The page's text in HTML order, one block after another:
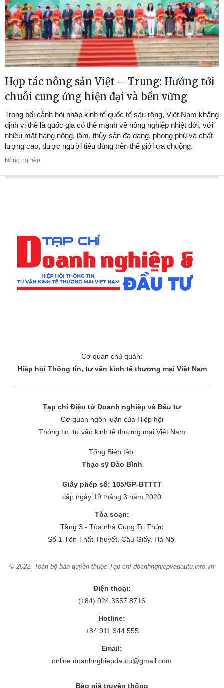
Hợp tác nông sản Việt – Trung: Hướng tới
chuỗi cung ứng hiện đại và bền vững
Trong bối cảnh hội nhập kinh tế quốc tế sâu rộng, Việt Nam khẳng
định vị thế là quốc gia có thế mạnh về nông nghiệp nhiệt đới, với
nhiều mặt hàng nông, lâm, thủy sản đa dạng, phong phú và chất
lượng cao, được người tiêu dùng trên thế giới ưa chuộng.
Nông nghiệp
Cơ quan chủ quản:
Hiệp hội Thông tin, tư vấn kinh tế thương mại Việt Nam
Tạp chí Điện tử Doanh nghiệp và Đầu tư
Cơ quan ngôn luận của Hiệp hội
Thông tin, tư vấn kinh tế thương mại Việt Nam
Tổng Biên tập:
Thạc sỹ Đào Bình
Giấy phép số: 105/GP-BTTTT
cấp ngày 19 tháng 3 năm 2020
Tòa soạn:
Tầng 3 - Tòa nhà Cung Tri Thức
Số 1 Tôn Thất Thuyết, Cầu Giấy, Hà Nội
© 2022. Toàn bộ bản quyền thuộc Tạp chí doanhnghiepvadautu.info.vn
Điện thoại:
(+84) 024.3557.8716
Hotline:
+84 911 344 555
Email:
online.doanhnghiepdautu@gmail.com
Báo giá truyền thông